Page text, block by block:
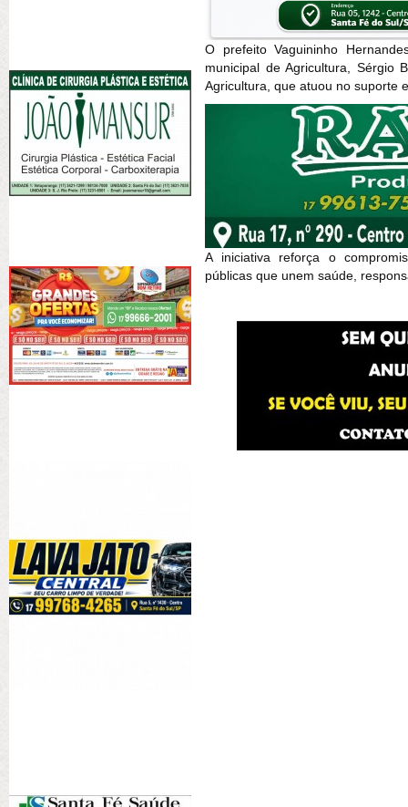
O prefeito Vaguininho
municipal de Agricultura, Sérgio
Agricultura, que atuou no suporte
A iniciativa reforça o
públicas que unem saúde,